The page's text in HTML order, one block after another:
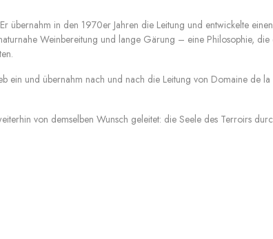
übernahm in den 1970er Jahren die Leitung und entwickelte
Weinbereitung und lange Gärung – eine Philosophie,
ein und übernahm nach und nach die Leitung von Domaine de
von demselben Wunsch geleitet: die Seele des Terroirs